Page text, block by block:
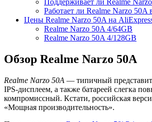
Работает ли Realme Narzo 50A
Цены Realme Narzo 50A на
Realme Narzo 50A 4/64GB
Realme Narzo 50A 4/128GB
Обзор Realme Narzo 50A
Realme Narzo 50A — типичный
IPS-дисплеем, а также батареей слегка
компромиссный. Кстати, российская
«Мощная производительность».